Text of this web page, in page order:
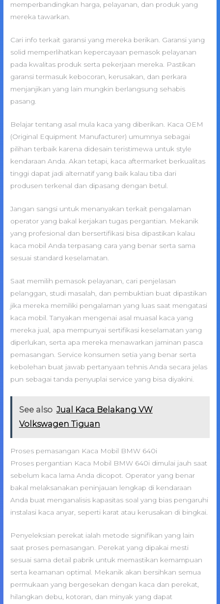
memperbandingkan harga, pelayanan, dan produk yang
mereka tawarkan.
Cari info terkait garansi yang mereka berikan. Garansi yang
solid memperlihatkan kepercayaan pemasok pelayanan
pada kwalitas produk serta pekerjaan mereka. Pastikan
garansi termasuk kebocoran, kerusakan, dan perkara
menjanjikan yang lain mungkin berlangsung sehabis
pasang.
Belajar tentang asal mula kaca yang diberikan. Kaca OEM
(Original Equipment Manufacturer) umumnya sebagai
pilihan terbaik karena didesain teristimewa untuk style
kendaraan Anda. Akan tetapi, kaca aftermarket berkualitas
tinggi dapat jadi alternatif yang baik kalau tiba dari
produsen terkenal dan dipasang dengan betul.
Jangan sangsi untuk menanyakan terkait pengalaman
operator yang bakal kerjakan tugas pergantian. Mekanik
yang profesional dan bersertifikasi bisa dipastikan kalau
kaca mobil Anda terpasang cara yang benar serta sama
sesuai standard keselamatan.
Saat memilih pemasok pelayanan, cari penjelasan
pelanggan, studi masalah, dan pembuktian buat dipastikan
jika mereka memiliki pengalaman yang luas saat mengatasi
kaca mobil. Tanyakan mengenai asal muasal kaca yang
mereka jual, apa mempunyai sertifikasi keselamatan yang
diperlukan, serta apa mereka menawarkan jaminan pasca
pemasangan. Service konsumen setia yang benar serta
kebolehan buat jawab pertanyaan tehnis Anda secara jelas
pun sebagai tanda penyuplai service yang bisa diyakini.
See also Jual Kaca Belakang VW
Volkswagen Tiguan
Proses pemasangan Kaca Mobil BMW 640i
Proses pergantian Kaca Mobil BMW 640i dimulai jauh saat
sebelum kaca lama Anda dicopot. Operator yang benar
bakal melaksanakan peninjauan lengkap di kendaraan
Anda buat menganalisis kapasitas soal yang bias pengaruhi
instalasi kaca anyar, seperti karat atau kerusakan di bingkai.
Penyeleksian perekat ialah metode signifikan yang lain
saat proses pemasangan. Perekat yang dipakai mesti
sesuai sama detail pabrik untuk memastikan kemampuan
serta keamanan optimal. Mekanik akan bersihkan semua
permukaan yang bergesekan dengan kaca dan perekat,
hilangkan debu, kotoran, dan minyak yang dapat